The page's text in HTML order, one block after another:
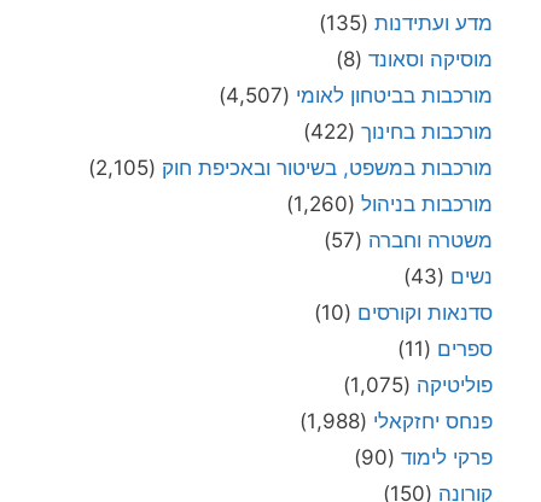
מדע ועתידנות (135)
מוסיקה וסאונד (8)
מורכבות בביטחון לאומי (4,507)
מורכבות בחינוך (422)
מורכבות במשפט, בשיטור ובאכיפת חוק (2,105)
מורכבות בניהול (1,260)
משטרה וחברה (57)
נשים (43)
סדנאות וקורסים (10)
ספרים (11)
פוליטיקה (1,075)
פנחס יחזקאלי (1,988)
פרקי לימוד (90)
קורונה (150)